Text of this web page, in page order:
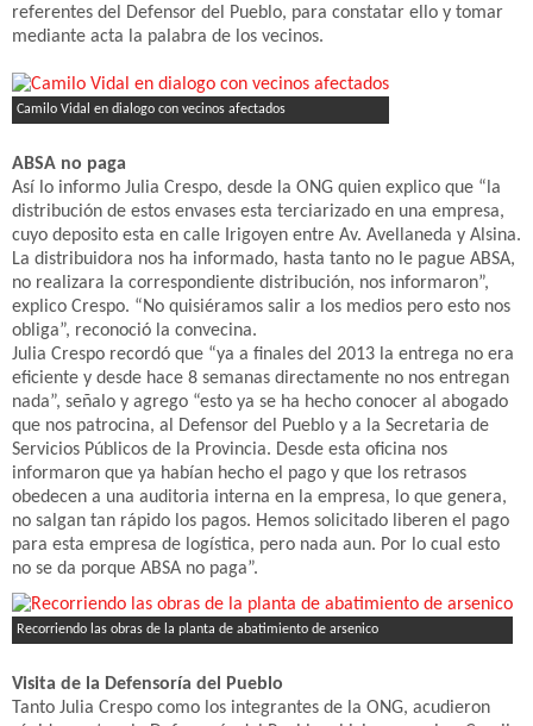
referentes del Defensor del Pueblo, para constatar ello y tomar
mediante acta la palabra de los vecinos.
Camilo Vidal en dialogo con vecinos afectados
ABSA no paga
Así lo informo Julia Crespo, desde la ONG quien explico que “la
distribución de estos envases esta terciarizado en una empresa,
cuyo deposito esta en calle Irigoyen entre Av. Avellaneda y Alsina.
La distribuidora nos ha informado, hasta tanto no le pague ABSA,
no realizara la correspondiente distribución, nos informaron”,
explico Crespo. “No quisiéramos salir a los medios pero esto nos
obliga”, reconoció la convecina.
Julia Crespo recordó que “ya a finales del 2013 la entrega no era
eficiente y desde hace 8 semanas directamente no nos entregan
nada”, señalo y agrego “esto ya se ha hecho conocer al abogado
que nos patrocina, al Defensor del Pueblo y a la Secretaria de
Servicios Públicos de la Provincia. Desde esta oficina nos
informaron que ya habían hecho el pago y que los retrasos
obedecen a una auditoria interna en la empresa, lo que genera,
no salgan tan rápido los pagos. Hemos solicitado liberen el pago
para esta empresa de logística, pero nada aun. Por lo cual esto
no se da porque ABSA no paga”.
Recorriendo las obras de la planta de abatimiento de arsenico
Visita de la Defensoría del Pueblo
Tanto Julia Crespo como los integrantes de la ONG, acudieron